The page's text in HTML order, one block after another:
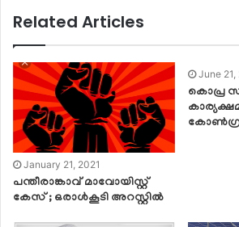
Related Articles
January 21, 2021
പന്തീരാങ്കാവ് മാവോയിസ്റ്റ്
കേസ് ; ഒരാൾകൂടി അറസ്റ്റിൽ
June 21,
കൊപ്ര